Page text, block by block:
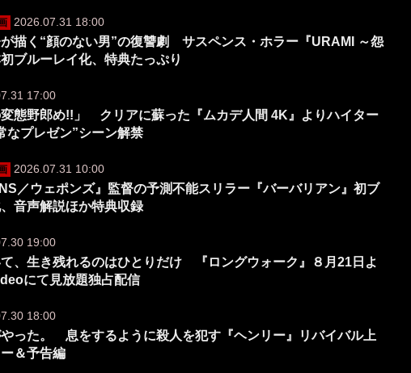
2026.07.31 18:00
が描く“顔のない男”の復讐劇 サスペンス・ホラー『URAMI ～怨
ブルーレイ化、特典たっぷり
17:00
変態野郎め!!」 クリアに蘇った『ムカデ人間 4K』よりハイター
なプレゼン”シーン解禁
2026.07.31 10:00
／ウェポンズ』監督の予測不能スリラー『バーバリアン』初ブ
音声解説ほか特典収録
19:00
、生き残れるのはひとりだけ 『ロングウォーク』８月21日よ
にて見放題独占配信
18:00
った。 息をするように殺人を犯す『ヘンリー』リバイバル上
＆予告編